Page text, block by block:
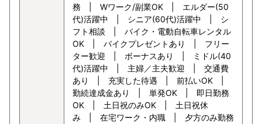
務 | Wワーク/副業OK | エルダー(50
代)活躍中 | シニア(60代)活躍中 | シ
フト相談 | バイク・電動自転車レンタル
OK | バイクプレゼントあり | フリー
ター歓迎 | ボーナスあり | ミドル(40
代)活躍中 | 主婦／主夫歓迎 | 交通費
あり | 充実した待遇 | 前払いOK |
勤続達成金あり | 単発OK | 即日勤務
OK | 土日祝のみOK | 土日祝休
み | 在宅ワーク・内職 | 夕方のみ勤務